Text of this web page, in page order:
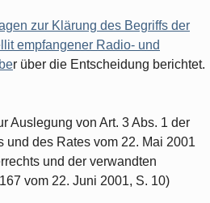
zur Klärung des Begriffs der
empfangener Radio- und
r über die Entscheidung berichtet.
Auslegung von Art. 3 Abs. 1 der
des Rates vom 22. Mai 2001
und der verwandten
vom 22. Juni 2001, S. 10)